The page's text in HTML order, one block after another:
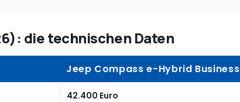
die technischen Daten
Jeep Compass e-Hybrid Business
42.400 Euro